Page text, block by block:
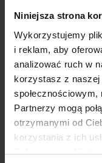
Niniejsza strona
Wykorzystujemy
i reklam, aby
analizować ruch w
korzystasz z naszej
Partnerzy mogą
otrzymanymi od
korzystania z ich
Odrzucenie plików
Otwórz
w
nowym
oknie
profil
wydarzenia
na
Instagramie
Otwórz
w
nowym
oknie
profil
wydarzenia
na
Facebooku
w
profil
na
w
Linki
do
mediów
społecznościowych
wydarzenia
Agenda
Agenda Kongresu
Strona
Agendy
Kongresu
Agenda Festiwalu
Strona
Agendy
Festiwalu
Nawigacja
Strona główna
Strona
główna
Mówcy
Strona
mówcy
Koncert